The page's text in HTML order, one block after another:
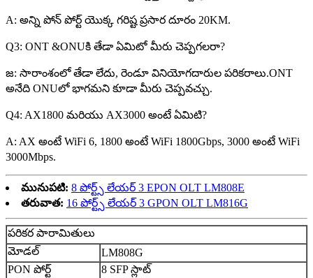
A: అన్ని పోన్ పోర్ట్ యొక్క గరిష్ట ప్రసార దూరం 20KM.
Q3: ONT &ONUకి తేడా ఏమిటో మీరు చెప్పగలరా?
జ: సారాంశంలో తేడా లేదు, రెండూ వినియోగదారుల పరికరాలు.ONT
అనేది ONUలో భాగమని కూడా మీరు చెప్పవచ్చు.
Q4: AX1800 మరియు AX3000 అంటే ఏమిటి?
A: AX అంటే WiFi 6, 1800 అంటే WiFi 1800Gbps, 3000 అంటే WiFi
3000Mbps.
మునుపటి: 8 పోర్ట్స్ లేయర్ 3 EPON OLT LM808E
తరువాత: 16 పోర్ట్స్ లేయర్ 3 GPON OLT LM816G
పరికర పారామితులు
మోడల్
LM808G
PON పోర్ట్
8 SFP స్లాట్